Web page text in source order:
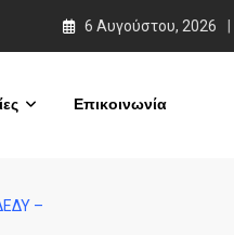
6 Αυγούστου, 2026
Επικοινωνία
–